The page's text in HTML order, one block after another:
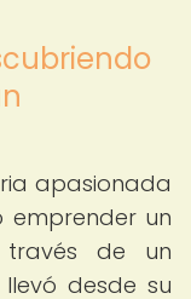
apasionada
emprender un
través de un
desde su